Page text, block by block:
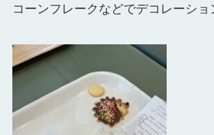
コーンフレークなどでデコレーショ